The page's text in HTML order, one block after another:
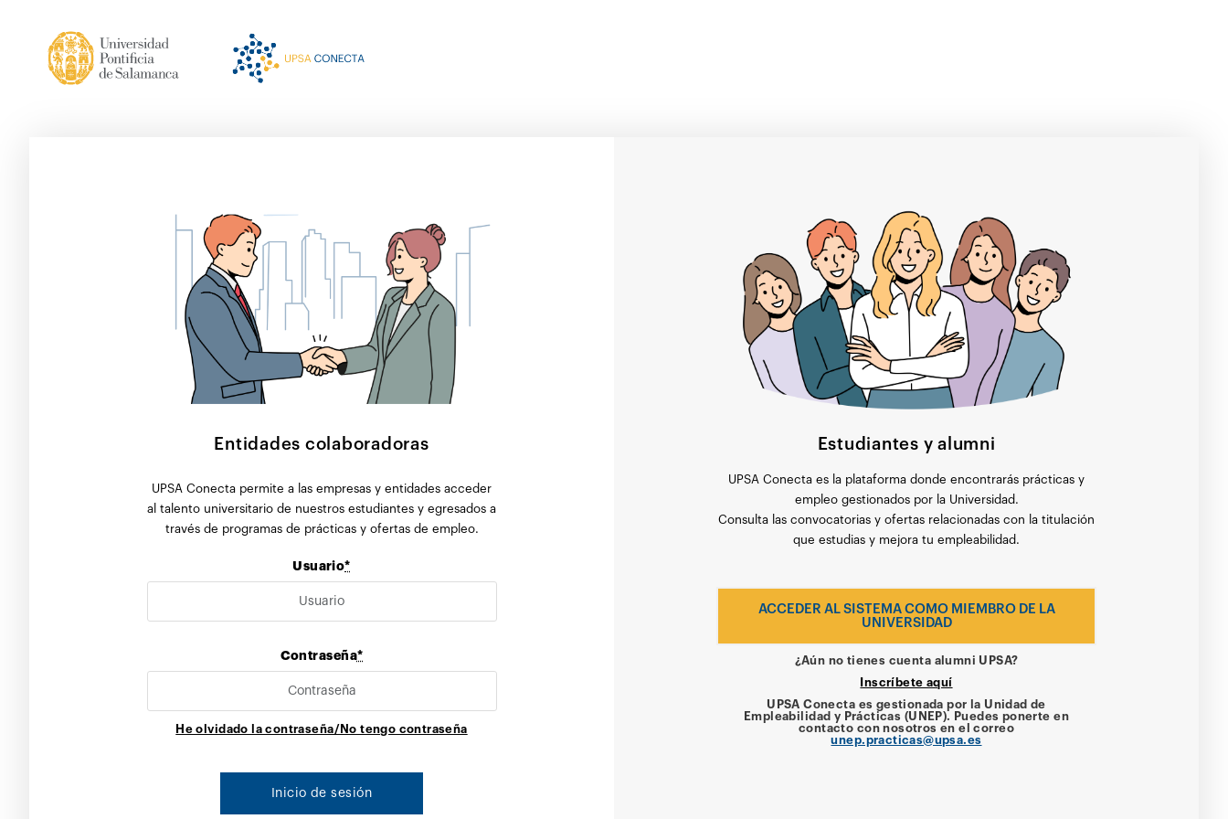
Entidades colaboradoras
UPSA Conecta permite a las empresas y entidades acceder
al talento universitario de nuestros estudiantes y egresados a
través de programas de prácticas y ofertas de empleo.
Usuario*
Contraseña*
He olvidado la contraseña/No tengo contraseña
Estudiantes y alumni
UPSA Conecta es la plataforma donde encontrarás prácticas y
empleo gestionados por la Universidad.
Consulta las convocatorias y ofertas relacionadas con la titulación
que estudias y mejora tu empleabilidad.
ACCEDER AL SISTEMA COMO MIEMBRO DE LA
UNIVERSIDAD
¿Aún no tienes cuenta alumni UPSA?
Inscríbete aquí
UPSA Conecta es gestionada por la Unidad de
Empleabilidad y Prácticas (UNEP). Puedes ponerte en
contacto con nosotros en el correo
unep.practicas@upsa.es